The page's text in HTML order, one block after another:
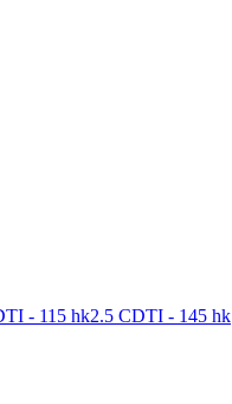
- 115 hk2.5 CDTI - 145 hk